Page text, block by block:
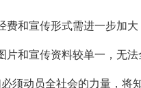
费和宣传形式需进一步加
片和宣传资料较单一，无
须动员全社会的力量，将